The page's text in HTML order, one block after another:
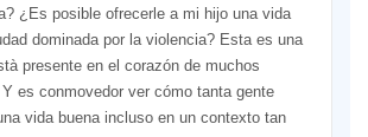
¿Es posible ofrecerle a mi hijo una vida
dominada por la violencia? Esta es una
presente en el corazón de muchos
es conmovedor ver cómo tanta gente
vida buena incluso en un contexto tan